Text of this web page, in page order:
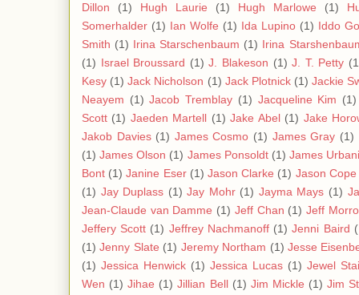
Dillon
(1) Hugh Laurie (1) Hugh Marlowe (1)
Somerhalder (1) Ian Wolfe (1) Ida Lupino (1)
Iddo
Smith (1) Irina Starschenbaum (1)
Irina
(1)
Israel Broussard (1) J. Blakeson (1) J. T. Petty
Kesy (1) Jack Nicholson (1) Jack Plotnick (1) Jackie
Neayem (1) Jacob Tremblay (1) Jacqueline Kim (1)
Scott (1) Jaeden Martell (1) Jake Abel (1) Jake
Jakob Davies (1) James Cosmo (1) James Gray (1)
(1) James Olson (1) James Ponsoldt (1) James
Bont (1) Janine Eser (1) Jason Clarke (1) Jason Cope
(1) Jay Duplass (1) Jay Mohr (1) Jayma Mays (1)
Jean-Claude van Damme (1) Jeff Chan (1) Jeff
Jeffery Scott (1) Jeffrey Nachmanoff (1) Jenni Baird
(1) Jenny Slate (1) Jeremy Northam (1) Jesse
(1) Jessica Henwick (1) Jessica Lucas (1) Jewel
Wen (1) Jihae (1) Jillian Bell (1) Jim Mickle (1) Jim